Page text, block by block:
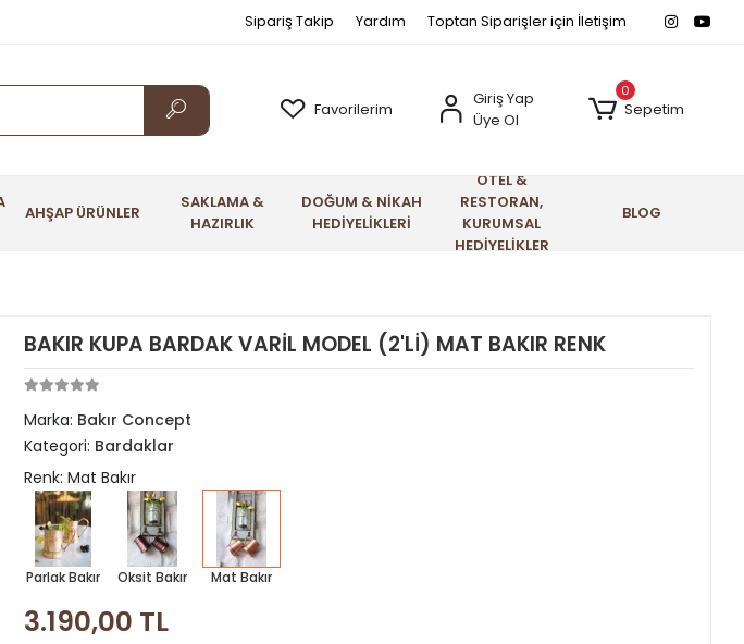
Sipariş Takip Yardım Toptan Siparişler için İletişim
Favorilerim
Giriş Yap
Üye Ol
0
Sepetim
AHŞAP ÜRÜNLER
SAKLAMA &
HAZIRLIK
DOĞUM & NİKAH
HEDİYELİKLERİ
OTEL &
RESTORAN,
KURUMSAL
HEDİYELİKLER
BLOG
BAKIR KUPA BARDAK VARİL MODEL (2'Lİ) MAT BAKIR RENK
Marka: Bakır Concept
Kategori: Bardaklar
Renk: Mat Bakır
Parlak Bakır Oksit Bakır Mat Bakır
3.190,00 TL